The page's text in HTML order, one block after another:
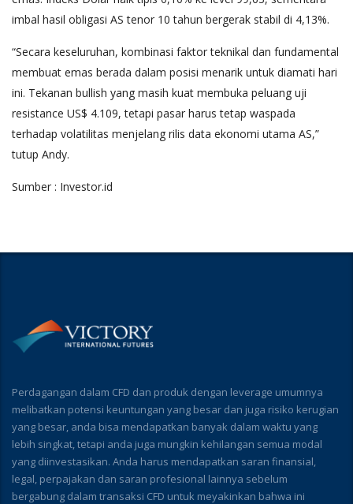
imbal hasil obligasi AS tenor 10 tahun bergerak stabil di 4,13%.
“Secara keseluruhan, kombinasi faktor teknikal dan fundamental
membuat emas berada dalam posisi menarik untuk diamati hari
ini. Tekanan bullish yang masih kuat membuka peluang uji
resistance US$ 4.109, tetapi pasar harus tetap waspada
terhadap volatilitas menjelang rilis data ekonomi utama AS,”
tutup Andy.
Sumber : Investor.id
Perdagangan dalam CFD dan produk dengan leverage umumnya
melibatkan potensi keuntungan yang besar dan juga risiko kerugian
yang besar, anda bisa mendapatkan banyak dalam waktu yang
lebih singkat, tetapi anda juga mungkin kehilangan semua modal
yang diinvestasikan. Anda harus mendapatkan saran finansial,
legal, perpajakan dan saran profesional lainnya sebelum
bergabung dalam transaksi CFD untuk meyakinkan bahwa ini